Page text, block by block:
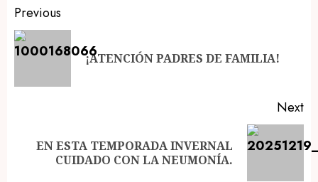
Post
navigation
Previous
¡ATENCIÓN PADRES DE FAMILIA!
Next
NextEN ESTA TEMPORADA INVERNAL
CUIDADO CON LA NEUMONÍA.